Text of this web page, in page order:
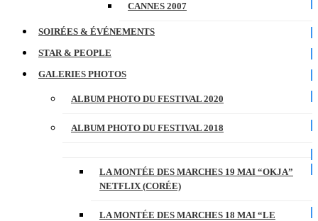
CANNES 2007
SOIRÉES & ÉVÉNEMENTS
STAR & PEOPLE
GALERIES PHOTOS
ALBUM PHOTO DU FESTIVAL 2020
ALBUM PHOTO DU FESTIVAL 2018
LA MONTÉE DES MARCHES 19 MAI “OKJA”
NETFLIX (CORÉE)
LA MONTÉE DES MARCHES 18 MAI “LE